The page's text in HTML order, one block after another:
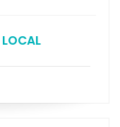
LOCAL